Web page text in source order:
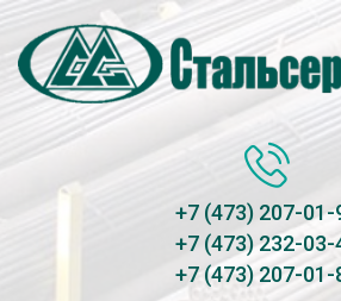
+7 (473) 207-01-
+7 (473) 232-03-
+7 (473) 207-01-